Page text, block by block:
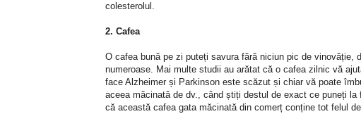
colesterolul.
2. Cafea
O cafea bună pe zi puteți savura fără niciun pic de vinovăție,
numeroase. Mai multe studii au arătat că o cafea zilnic vă
face Alzheimer și Parkinson este scăzut și chiar vă poate
aceea măcinată de dv., când știți destul de exact ce puneți
că această cafea gata măcinată din comerț conține tot felul